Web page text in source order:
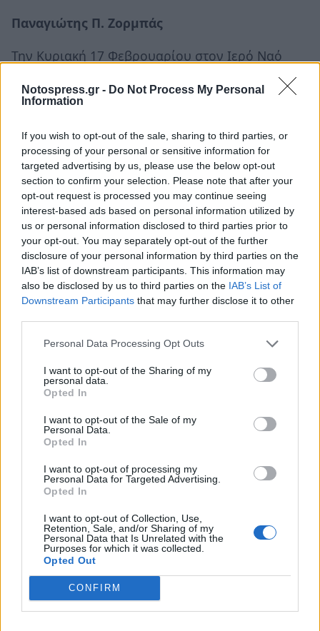
Notospress.gr - Do Not Process My Personal
Information
If you wish to opt-out of the sale, sharing to third parties, or
processing of your personal or sensitive information for
targeted advertising by us, please use the below opt-out
section to confirm your selection. Please note that after your
opt-out request is processed you may continue seeing
interest-based ads based on personal information utilized by
us or personal information disclosed to third parties prior to
your opt-out. You may separately opt-out of the further
disclosure of your personal information by third parties on the
IAB’s list of downstream participants. This information may
also be disclosed by us to third parties on the IAB’s List of
Downstream Participants that may further disclose it to other
Personal Data Processing Opt Outs
I want to opt-out of the Sharing of my
personal data.
Opted In
I want to opt-out of the Sale of my
Personal Data.
Opted In
I want to opt-out of processing my
Personal Data for Targeted Advertising.
Opted In
I want to opt-out of Collection, Use,
Retention, Sale, and/or Sharing of my
Personal Data that Is Unrelated with the
Purposes for which it was collected.
Opted Out
CONFIRM
Παναγιώτης Π. Ζορμπάς
Την Κυριακή 17 Φεβρουαρίου στον Ιερό Ναό
40ήμερο μνημόσυνο του Παναγιώτη Π. Ζορμπά.
σύζυγός του Παναγιώτα, τα παιδιά του
Παντελής, Σταύρος και Αλέξανδρος, οι γονείς
του Παντελής Ζορμπάς – Ειρήνη Χαρίση, τα
αδέρφια του Αποστόλης – Αγγελική Ζορμπά,
Ματίνα - Παναγιώτης Σαξιώνη, Θανάσης –
Ευτυχία Χαρίση και Βασίλης – Αλέξανδρα
Χαρίση, τα ανίψια του και οι λοιποί συγγενείς
του.
Δημήτριος Η. Αναγνωστόπουλος
Την Κυριακή 17 Φεβρουαρίου στον Ιερό Ναό
μνημόσυνο του Δημήτριου Η.
Αναγνωστόπουλου. Στο μνημόσυνο καλούν για
συμπροσευχή η σύζυγός του Θεοδώρα, τα
παιδιά του Ηλίας, Βασίλης και οι λοιποί
Αναστασία Ματάλα
Την Κυριακή 17 Φεβρουαρίου στον Ιερό Ναό
στον Ιερό Ναό Αγίου Σπυρίδωνα στη Σπάρτη
τελείται το ετήσιο μνημόσυνο της Αναστασίας
Ματάλα. Στο μνημόσυνο καλούν για
συμπροσευχή τα παιδιά της, τα εγγόνια της, τα